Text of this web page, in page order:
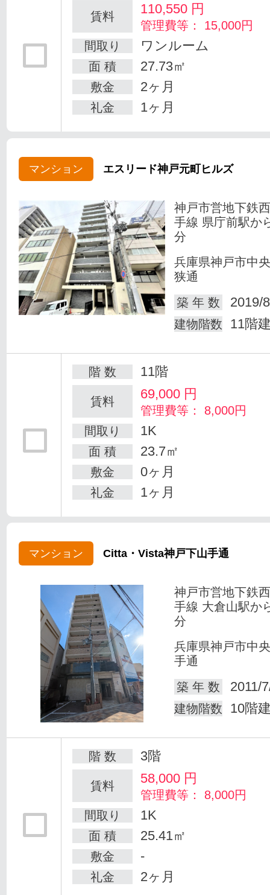
賃料 110,550 円
管理費等： 15,000円
間取り
ワンルーム
面 積 27.73㎡
敷金 2ヶ月
礼金 1ヶ月
マンション エスリード神戸元町ヒルズ
神戸市営地下鉄
手線 県庁前駅か
分
兵庫県神戸市中
狭通
築 年 数
2019/
建物階数 11階
階 数 11階
賃料 69,000 円
管理費等： 8,000円
間取り
1K
面 積 23.7㎡
敷金 0ヶ月
礼金 1ヶ月
マンション Citta・Vista神戸下山手通
神戸市営地下鉄
手線 大倉山駅か
分
兵庫県神戸市中
手通
築 年 数
2011/
建物階数 10階
階 数 3階
賃料 58,000 円
管理費等： 8,000円
間取り
1K
面 積 25.41㎡
敷金 -
礼金 2ヶ月